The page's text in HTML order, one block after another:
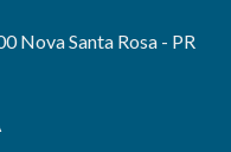
Nova Santa Rosa - PR